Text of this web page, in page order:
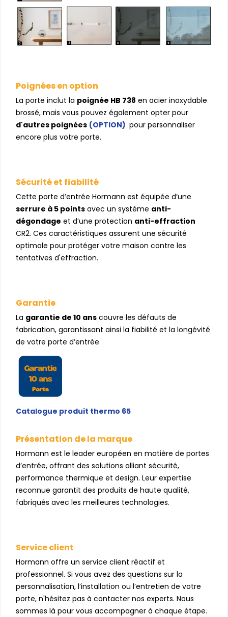
Poignées en option
La porte inclut la poignée HB 738 en acier inoxydable
brossé, mais vous pouvez également opter pour
d'autres poignées (OPTION) pour personnaliser
encore plus votre porte.
Sécurité et fiabilité
Cette porte d’entrée Hormann est équipée d’une
serrure à 5 points avec un système anti-
dégondage et d’une protection anti-effraction
CR2. Ces caractéristiques assurent une sécurité
optimale pour protéger votre maison contre les
tentatives d'effraction.
Garantie
La garantie de 10 ans couvre les défauts de
fabrication, garantissant ainsi la fiabilité et la longévité
de votre porte d’entrée.
Catalogue produit thermo 65
Présentation de la marque
Hormann est le leader européen en matière de portes
d’entrée, offrant des solutions alliant sécurité,
performance thermique et design. Leur expertise
reconnue garantit des produits de haute qualité,
fabriqués avec les meilleures technologies.
Service client
Hormann offre un service client réactif et
professionnel. Si vous avez des questions sur la
personnalisation, l’installation ou l’entretien de votre
porte, n'hésitez pas à contacter nos experts. Nous
sommes là pour vous accompagner à chaque étape.